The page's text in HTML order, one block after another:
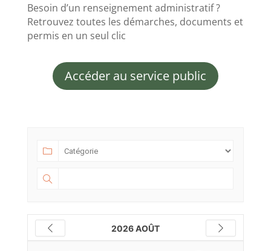
Besoin d’un renseignement administratif ?
Retrouvez toutes les démarches, documents et
permis en un seul clic
Accéder au service public
2026 AOÛT